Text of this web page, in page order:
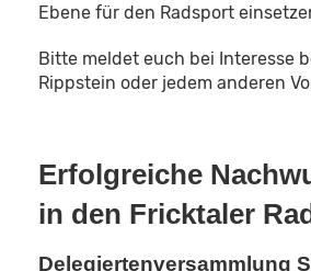
Ebene für den Radsport
Bitte meldet euch bei Interesse
Rippstein oder jedem anderen
Erfolgreiche
in den Fricktaler
Delegiertenversammlung